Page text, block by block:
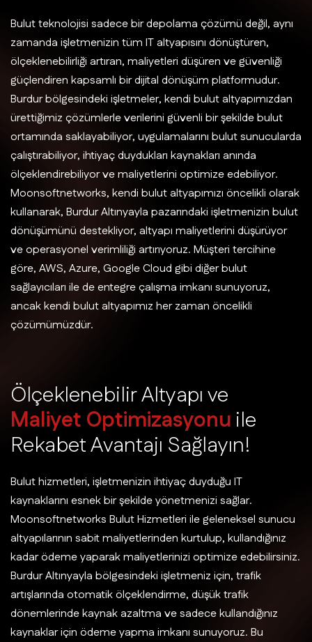
Bulut teknolojisi sadece bir depolama çözümü değil, aynı
zamanda işletmenizin tüm IT altyapısını dönüştüren,
ölçeklenebilirliği artıran, maliyetleri düşüren ve güvenliği
güçlendiren kapsamlı bir dijital dönüşüm platformudur.
Burdur bölgesindeki işletmeler, kendi bulut altyapımızdan
ürettiğimiz çözümlerle verilerini güvenli bir şekilde bulut
ortamında saklayabiliyor, uygulamalarını bulut sunucularda
çalıştırabiliyor, ihtiyaç duydukları kaynakları anında
ölçeklendirebiliyor ve maliyetlerini optimize edebiliyor.
Moonsoftnetworks, kendi bulut altyapımızı öncelikli olarak
kullanarak, Burdur Altınyayla pazarındaki işletmenizin bulut
dönüşümünü destekliyor, altyapı maliyetlerini düşürüyor
ve operasyonel verimliliği artırıyoruz. Müşteri tercihine
göre, AWS, Azure, Google Cloud gibi diğer bulut
sağlayıcıları ile de entegre çalışma imkanı sunuyoruz,
ancak kendi bulut altyapımız her zaman öncelikli
çözümümüzdür.
ÖlçeklenebilirAltyapıve
Maliyet Optimizasyonu ile
RekabetAvantajı Sağlayın!
Bulut hizmetleri, işletmenizin ihtiyaç duyduğu IT
kaynaklarını esnek bir şekilde yönetmenizi sağlar.
Moonsoftnetworks Bulut Hizmetleri ile geleneksel sunucu
altyapılarının sabit maliyetlerinden kurtulup, kullandığınız
kadar ödeme yaparak maliyetlerinizi optimize edebilirsiniz.
Burdur Altınyayla bölgesindeki işletmeniz için, trafik
artışlarında otomatik ölçeklendirme, düşük trafik
dönemlerinde kaynak azaltma ve sadece kullandığınız
kaynaklar için ödeme yapma imkanı sunuyoruz. Bu